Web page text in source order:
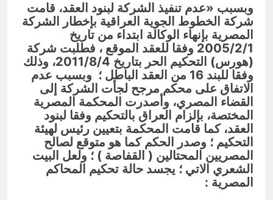
وبسبب «عدم تنفيذ الشركة لبنود العقد، قامت
شركة الخطوط الجوية العراقية بإخطار الشركة
المصرية بإنهاء الوكالة ابتداء من تاريخ
2005/2/1 وفقا للعقد الموقع ، فطلبت شركة
(هورس) التحكيم الحر بتاريخ 2011/8/4، وذلك
وفقا للبند 16 من العقد الباطل ؛ وبسبب عدم
الاتفاق على محكم مرجح لجأت الشركة إلى
القضاء المصري، وأصدرت المحكمة المصرية
المختصة، بإلزام العراق بالتحكيم وفقا لبنود
العقد، كما قامت المحكمة بتعيين رئيس لهيئة
التحكيم ؛ وصدر الحكم كما هو متوقع لصالح
المصريين المحتالين ( القفاصة ) ؛ ولعل البيت
الشعري الاتي ؛ يجسد حالة تحكيم المحاكم
المصرية :